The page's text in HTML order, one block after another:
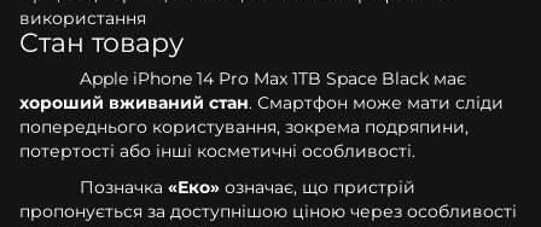
використання
Стан товару
Apple iPhone 14 Pro Max 1TB Space Black має
хороший вживаний стан. Смартфон може мати сліди
попереднього користування, зокрема подряпини,
потертості або інші косметичні особливості.
Позначка «Еко» означає, що пристрій
пропонується за доступнішою ціною через особливості